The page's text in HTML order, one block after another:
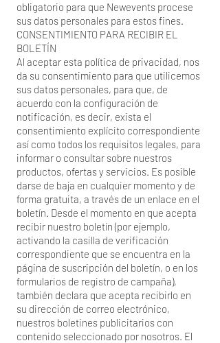
obligatorio para que Newevents procese
sus datos personales para estos fines.
CONSENTIMIENTO PARA RECIBIR EL
BOLETÍN
Al aceptar esta política de privacidad, nos
da su consentimiento para que utilicemos
sus datos personales, para que, de
acuerdo con la configuración de
notificación, es decir, exista el
consentimiento explícito correspondiente
así como todos los requisitos legales, para
informar o consultar sobre nuestros
productos, ofertas y servicios. Es posible
darse de baja en cualquier momento y de
forma gratuita, a través de un enlace en el
boletín. Desde el momento en que acepta
recibir nuestro boletín (por ejemplo,
activando la casilla de verificación
correspondiente que se encuentra en la
página de suscripción del boletín, o en los
formularios de registro de campaña),
también declara que acepta recibirlo en
su dirección de correo electrónico,
nuestros boletines publicitarios con
contenido seleccionado por nosotros. El